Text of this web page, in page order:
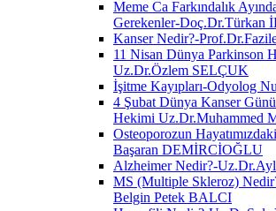
Meme Ca Farkındalık
Gerekenler-Doç.Dr.Türkan
Kanser Nedir?-
11 Nisan Dünya Parkinson
Uz.Dr.Özlem SELÇUK
İşitme Kayıpları-Odyolog
4 Şubat Dünya Kanser
Hekimi Uz.Dr.Muhammed
Osteoporozun
Başaran DEMİRCİOĞLU
Alzheimer Nedir?-
MS (Multiple Skleroz)
Belgin Petek BALCI